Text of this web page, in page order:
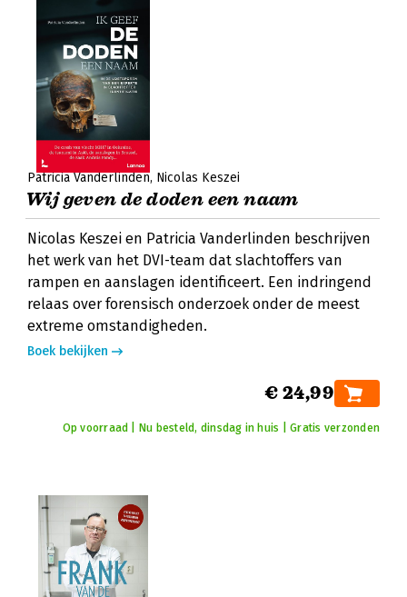
Patricia Vanderlinden Nicolas Keszei
Wij geven de doden een naam
Nicolas Keszei en Patricia Vanderlinden beschrijven
het werk van het DVI-team dat slachtoffers van
rampen en aanslagen identificeert. Een indringend
relaas over forensisch onderzoek onder de meest
extreme omstandigheden.
Boek bekijken
€ 24,99
Op voorraad | Nu besteld, dinsdag in huis | Gratis verzonden